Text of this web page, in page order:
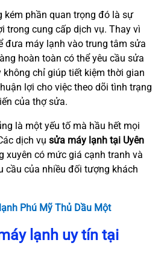
kém phần quan trọng đó là sự
trong cung cấp dịch vụ. Thay vì
đưa máy lạnh vào trung tâm sửa
hoàn toàn có thể yêu cầu sửa
chỉ giúp tiết kiệm thời gian
lợi cho việc theo dõi tình trạng
của thợ sửa.
là một yếu tố mà hầu hết mọi
dịch vụ sửa máy lạnh tại Uyên
xuyên có mức giá cạnh tranh và
cầu của nhiều đối tượng khách
Phú Mỹ Thủ Dầu Một
lạnh uy tín tại